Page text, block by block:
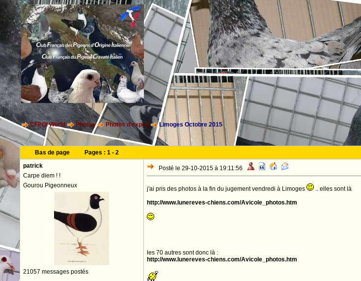
CFPOI World Photos Photos d'expos Limoges Octobre 2015
Bas de page Pages : 1- 2
patrick
Carpe diem ! !
Gourou Pigeonneux
21057 messages postés
Posté le 29-10-2015 à 19:11:56
j'ai pris des photos à la fin du jugement vendredi à Limoges
.. elles sont là
http://www.lunereves-chiens.com/Avicole_photos.htm
les 70 autres sont donc là :
http://www.lunereves-chiens.com/Avicole_photos.htm